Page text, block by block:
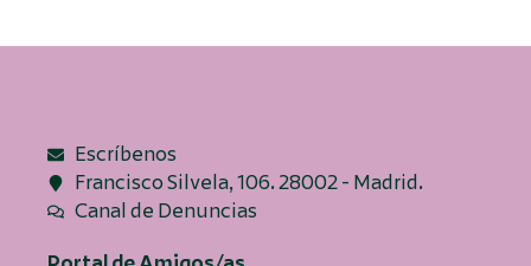
Escríbenos
Francisco Silvela, 106. 28002 - Madrid.
Canal de Denuncias